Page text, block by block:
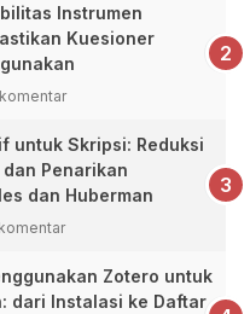
Instrumen
Kuesioner
untuk Skripsi: Reduksi
Penarikan
dan Huberman
Zotero untuk
dari Instalasi ke Daftar